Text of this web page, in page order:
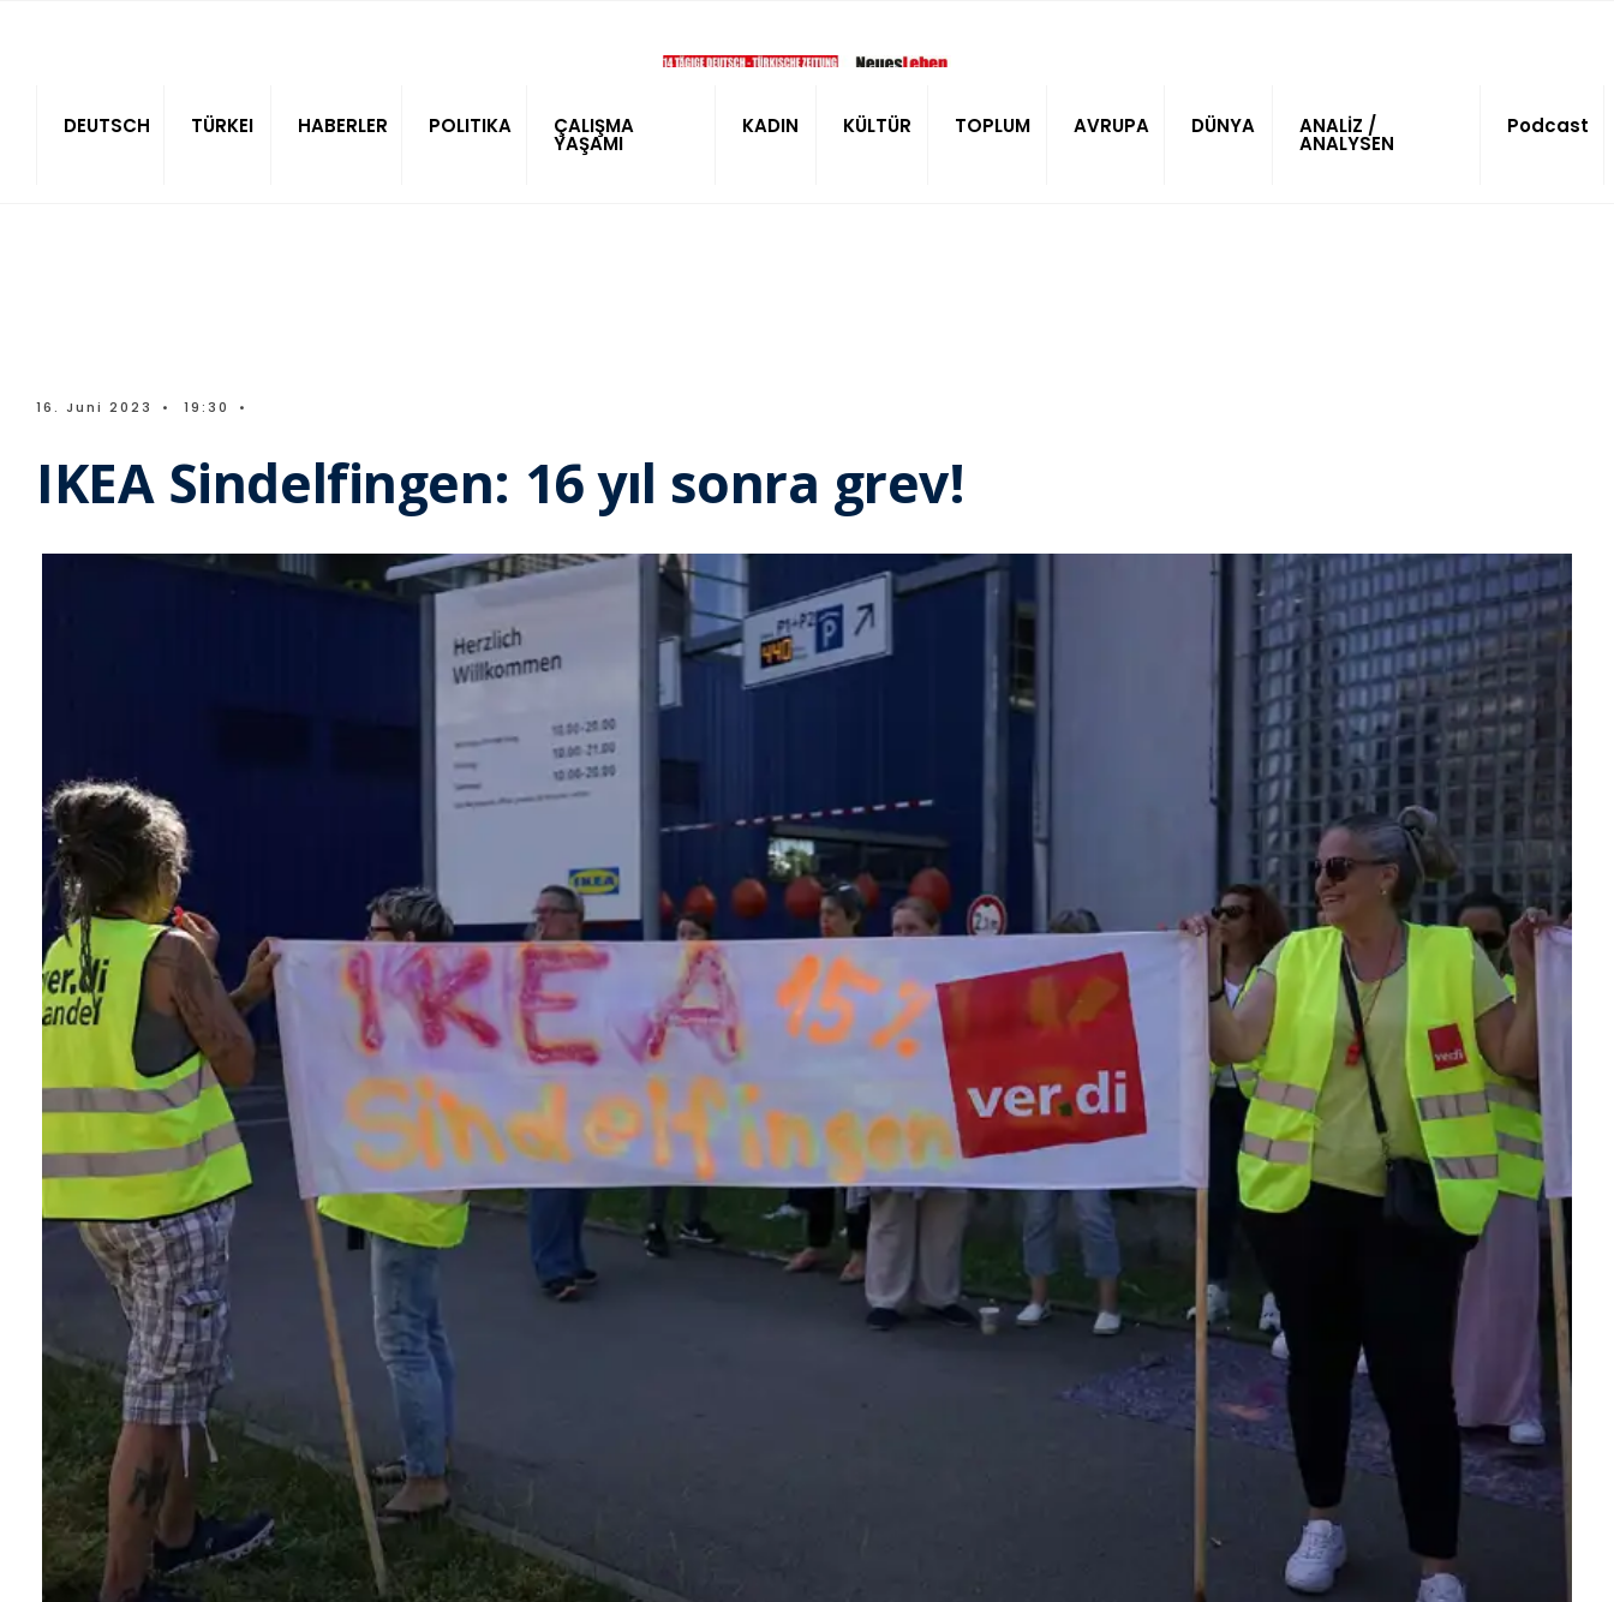
DEUTSCH TÜRKEI HABERLER POLITIKA ÇALIŞMA
YAŞAMI
KADIN KÜLTÜR TOPLUM AVRUPA DÜNYA ANALİZ /
ANALYSEN
Podcast
16. Juni 2023 • 19:30 •
IKEA Sindelfingen: 16 yıl sonra grev!